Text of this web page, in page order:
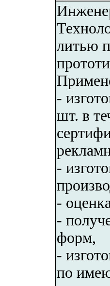
литью
-
шт. в
-
-
-
форм,
-
по